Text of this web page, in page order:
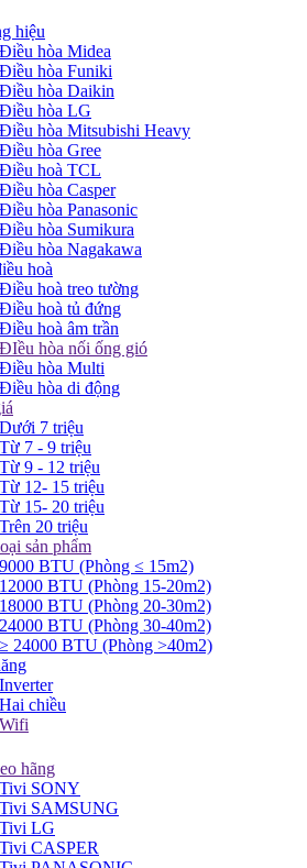
hiệu
Điều hòa Midea
Điều hòa Funiki
Điều hòa Daikin
Điều hòa LG
Điều hòa Mitsubishi Heavy
Điều hòa Gree
Điều hoà TCL
Điều hòa Casper
Điều hòa Panasonic
Điều hòa Sumikura
Điều hòa Nagakawa
hoà
Điều hoà treo tường
Điều hoà tủ đứng
Điều hoà âm trần
ĐIều hòa nối ống gió
Điều hòa Multi
Điều hòa di động
Dưới 7 triệu
Từ 7 - 9 triệu
Từ 9 - 12 triệu
Từ 12- 15 triệu
Từ 15- 20 triệu
Trên 20 triệu
sản phẩm
9000 BTU (Phòng ≤ 15m2)
12000 BTU (Phòng 15-20m2)
18000 BTU (Phòng 20-30m2)
24000 BTU (Phòng 30-40m2)
≥ 24000 BTU (Phòng >40m2)
Inverter
Hai chiều
Wifi
hãng
Tivi SONY
Tivi SAMSUNG
Tivi LG
Tivi CASPER